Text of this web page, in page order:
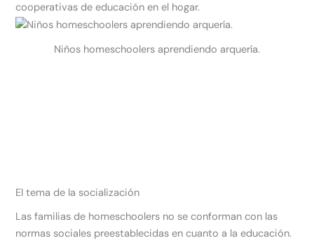
cooperativas de educación en el hogar.
Niños homeschoolers aprendiendo arquería.
El tema de la socialización
Las familias de homeschoolers no se conforman con las
normas sociales preestablecidas en cuanto a la educación.